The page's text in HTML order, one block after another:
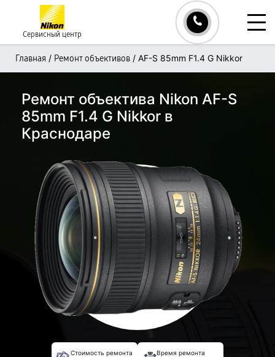
Сервисный центр
Главная / Ремонт объективов / AF-S 85mm F1.4 G Nikkor
Ремонт объектива Nikon AF-S
85mm F1.4 G Nikkor в
Краснодаре
Стоимость ремонта Время ремонта